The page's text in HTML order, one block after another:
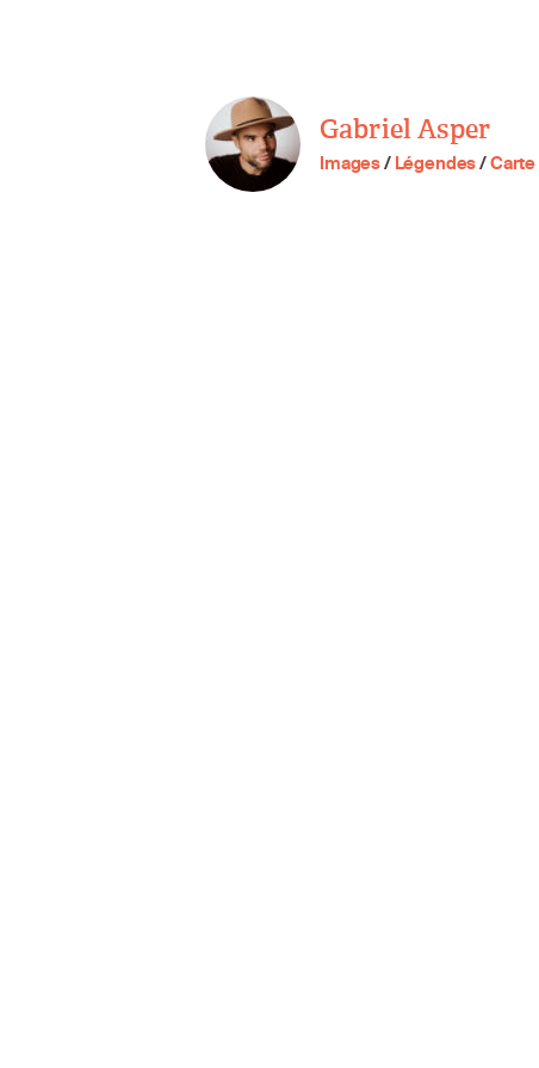
Gabriel Asper
Images/ Légendes/Carte